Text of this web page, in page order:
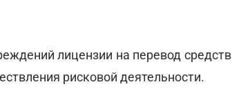
лицензии на перевод средств
рисковой деятельности.